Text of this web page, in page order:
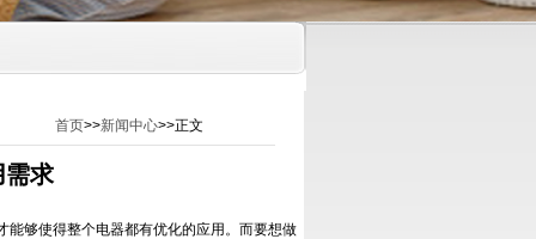
首页>>新闻中心>>正文
需求
能够使得整个电器都有优化的应用。而要想做